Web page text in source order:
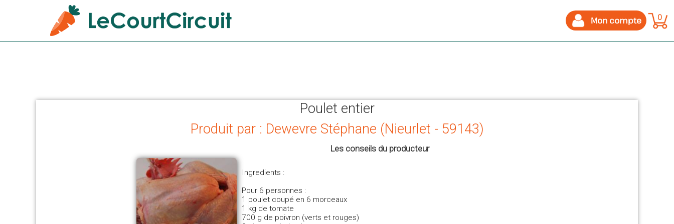
Mon compte 0
Poulet entier
Produit par : Dewevre Stéphane (Nieurlet - 59143)
Les conseils du producteur
Ingredients :
Pour 6 personnes :
1 poulet coupé en 6 morceaux
1 kg de tomate
700 g de poivron (verts et rouges)